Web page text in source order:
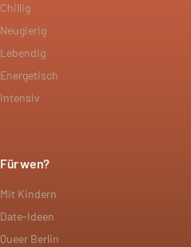
Chillig
Neugierig
Lebendig
Energetisch
Intensiv
Für wen?
Mit Kindern
Date-Ideen
Queer Berlin